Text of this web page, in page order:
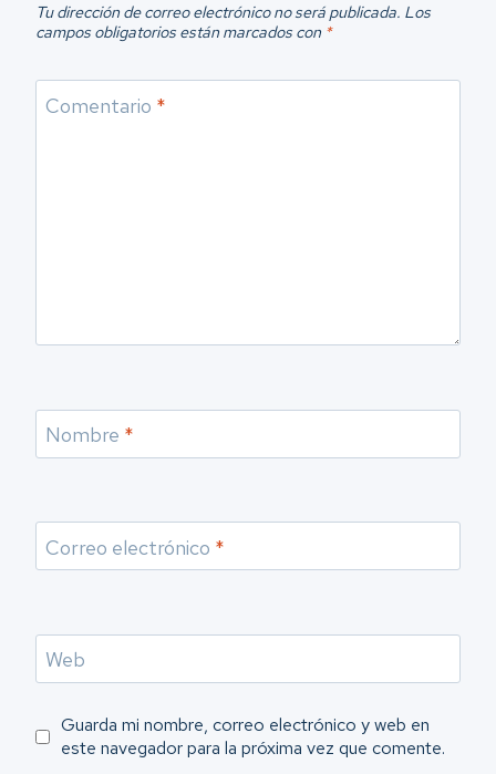
Tu dirección de correo electrónico no será publicada. Los
campos obligatorios están marcados con *
Comentario *
Nombre *
Correo electrónico *
Web
Guarda mi nombre, correo electrónico y web en
este navegador para la próxima vez que comente.